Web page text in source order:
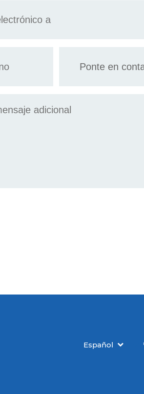
contacto
Español